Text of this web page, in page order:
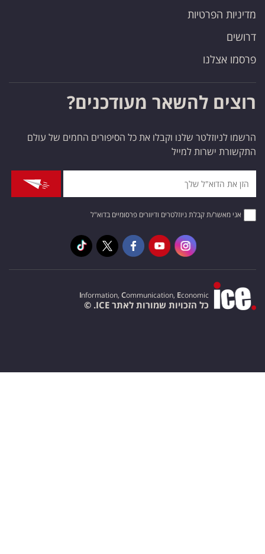
מדיניות הפרטיות
דרושים
פרסמו אצלנו
רוצים להשאר מעודכנים?
הרשמו לניוזלטר שלנו וקבלו את כל הסיפורים החמים של עולם
התקשורת ישרות למייל
אני מאשר/ת קבלת ניוזלטרים ודיוורים פרסומיים בדוא"ל
Information, Communication, Economic
כל הזכויות שמורות לאתר ICE. ©